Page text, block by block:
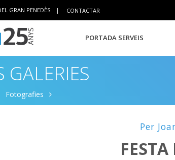
GRAN PENEDÈS | CONTACTAR
PORTADA SERVEIS
GALERIES
Fotografies
Per